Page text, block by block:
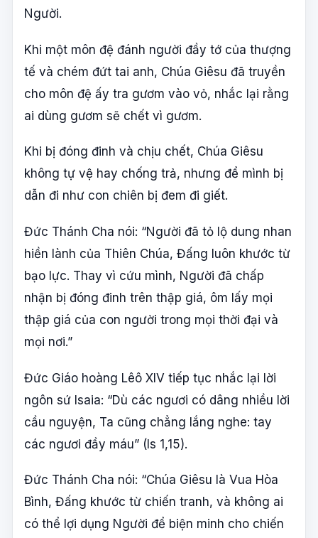
Người.
Khi một môn đệ đánh người đầy tớ của thượng
tế và chém đứt tai anh, Chúa Giêsu đã truyền
cho môn đệ ấy tra gươm vào vỏ, nhắc lại rằng
ai dùng gươm sẽ chết vì gươm.
Khi bị đóng đinh và chịu chết, Chúa Giêsu
không tự vệ hay chống trả, nhưng để mình bị
dẫn đi như con chiên bị đem đi giết.
Đức Thánh Cha nói: “Người đã tỏ lộ dung nhan
hiền lành của Thiên Chúa, Đấng luôn khước từ
bạo lực. Thay vì cứu mình, Người đã chấp
nhận bị đóng đinh trên thập giá, ôm lấy mọi
thập giá của con người trong mọi thời đại và
mọi nơi.”
Đức Giáo hoàng Lêô XIV tiếp tục nhắc lại lời
ngôn sứ Isaia: “Dù các ngươi có dâng nhiều lời
cầu nguyện, Ta cũng chẳng lắng nghe: tay
các ngươi đầy máu” (Is 1,15).
Đức Thánh Cha nói: “Chúa Giêsu là Vua Hòa
Bình, Đấng khước từ chiến tranh, và không ai
có thể lợi dụng Người để biện minh cho chiến